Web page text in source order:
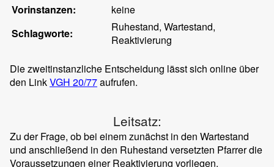
Vorinstanzen:
keine
Schlagworte:
Ruhestand, Wartestand,
Reaktivierung
Die zweitinstanzliche Entscheidung lässt sich online über
den LinkVGH 20/77aufrufen.
Leitsatz:
Zu der Frage, ob bei einem zunächst in den Wartestand
und anschließend in den Ruhestand versetzten Pfarrer die
Voraussetzungen einer Reaktivierung vorliegen.